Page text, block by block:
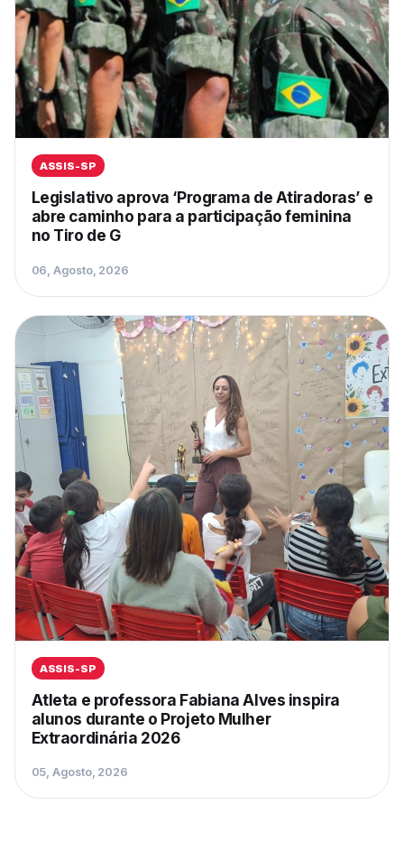
ASSIS-SP
Legislativo aprova ‘Programa de Atiradoras’ e
abre caminho para a participação feminina
no Tiro de G
06, Agosto, 2026
ASSIS-SP
Atleta e professora Fabiana Alves inspira
alunos durante o Projeto Mulher
Extraordinária 2026
05, Agosto, 2026